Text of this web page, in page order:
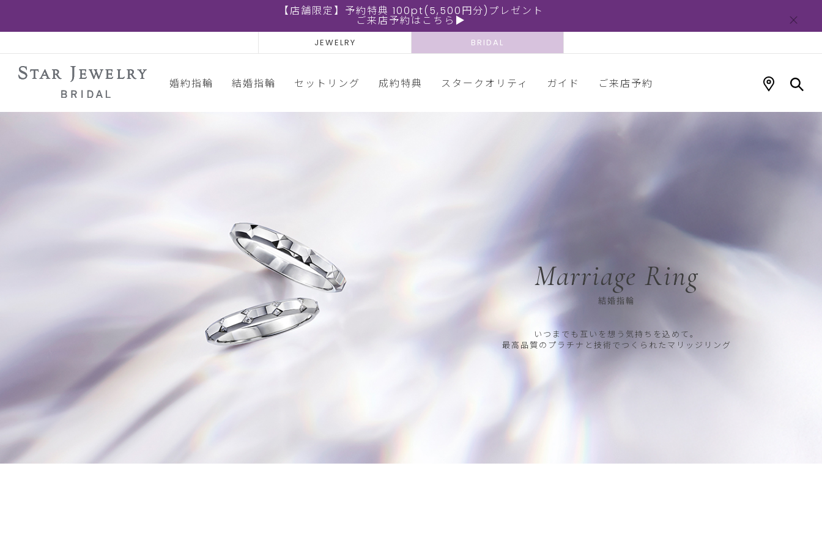
【店舗限定】予約特典 100pt(5,500円分)プレゼント
ご来店予約はこちら▶
JEWELRY BRIDAL
婚約指輪 結婚指輪 セットリング 成約特典 スタークオリティ ガイド ご来店予約
Marriage Ring
結婚指輪
いつまでも互いを想う気持ちを込めて。
最高品質のプラチナと技術でつくられたマリッジリング